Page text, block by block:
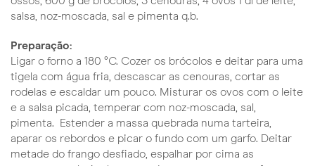
salsa, noz-moscada, sal e pimenta q.b.
Preparação:
Ligar o forno a 180 °C. Cozer os brócolos e deitar para uma
tigela com água fria, descascar as cenouras, cortar as
rodelas e escaldar um pouco. Misturar os ovos com o leite
e a salsa picada, temperar com noz-moscada, sal,
pimenta. Estender a massa quebrada numa tarteira,
aparar os rebordos e picar o fundo com um garfo. Deitar
metade do frango desfiado, espalhar por cima as